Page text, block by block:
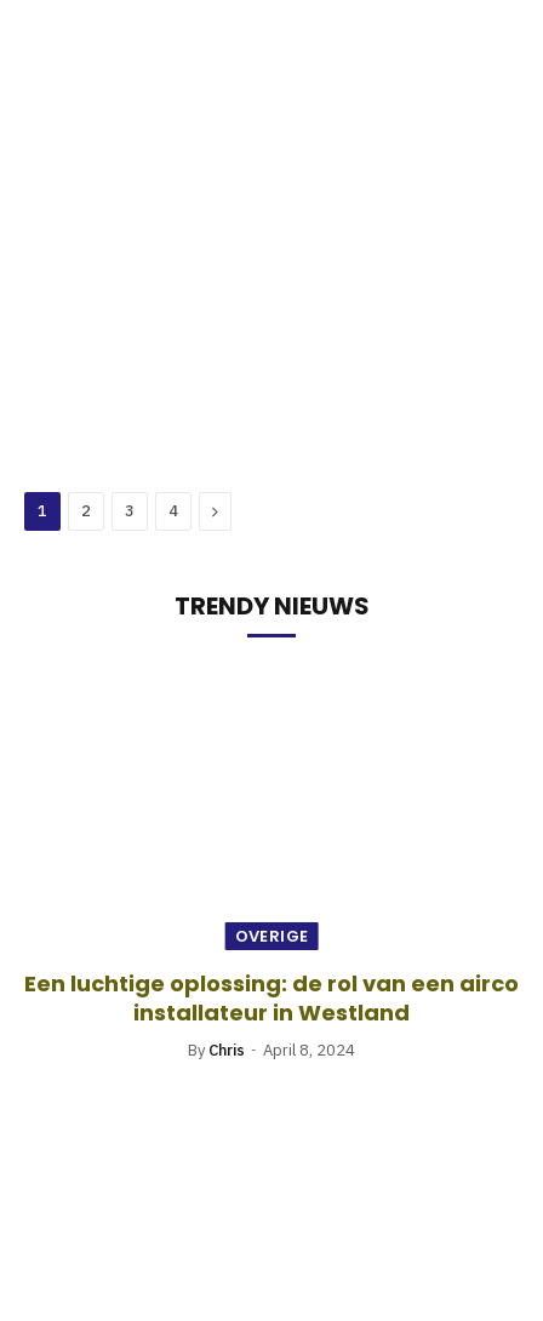
1 2 3 4 Next
TRENDY NIEUWS
OVERIGE
Een luchtige oplossing: de rol van een airco
installateur in Westland
By Chris April 8, 2024